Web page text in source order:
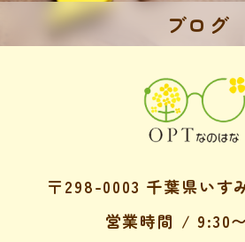
ブログ
〒298-0003 千葉県いす
営業時間 / 9:30